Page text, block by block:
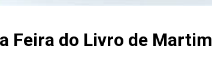
Feira do Livro de Martim